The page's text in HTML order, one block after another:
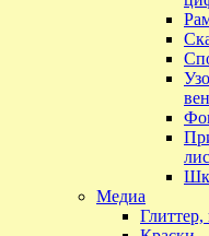
Медиа
Глиттер,